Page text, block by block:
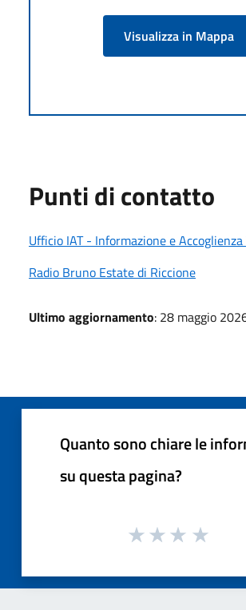
Visualizza in Mappa
Punti di contatto
Ufficio IAT - Informazione e
Radio Bruno Estate di Riccione
Ultimo aggiornamento: 28 maggio
Quanto sono chiare le
su questa pagina?